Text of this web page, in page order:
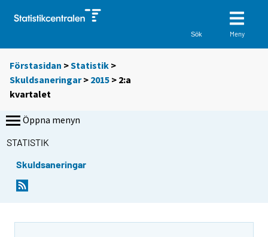
Sök Meny
Förstasidan >Statistik >
Skuldsaneringar> 2015 > 2:a
kvartalet
Öppna menyn
STATISTIK
Skuldsaneringar